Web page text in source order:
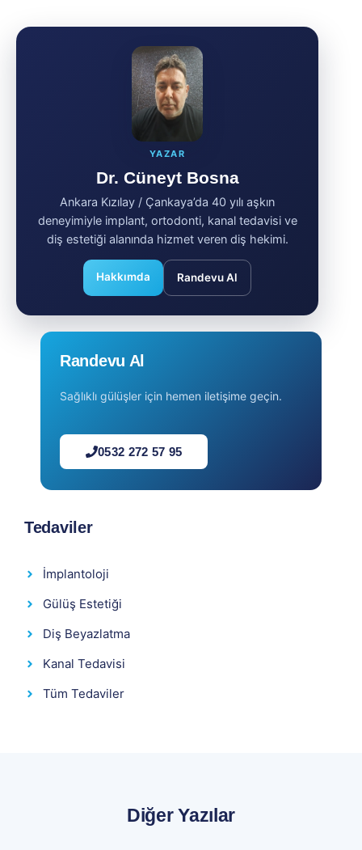
YAZAR
Dr. Cüneyt Bosna
Ankara Kızılay / Çankaya’da 40 yılı aşkın
deneyimiyle implant, ortodonti, kanal tedavisi ve
diş estetiği alanında hizmet veren diş hekimi.
Hakkımda Randevu Al
Randevu Al
Sağlıklı gülüşler için hemen iletişime geçin.
0532 272 57 95
Tedaviler
İmplantoloji
Gülüş Estetiği
Diş Beyazlatma
Kanal Tedavisi
Tüm Tedaviler
Diğer Yazılar